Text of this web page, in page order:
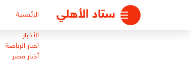
ستاد الأهلي الرئيسية
الأخبار
أخبار الرياضة
أخبار مصر